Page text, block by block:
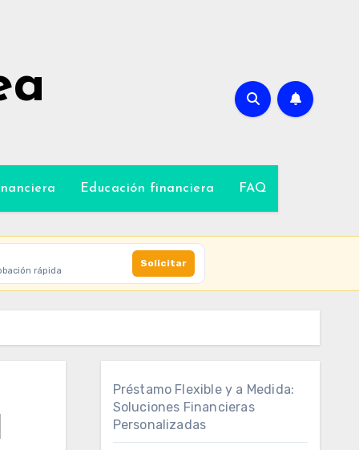
Educación financiera FAQ
rápida
Solicitar
Préstamo Flexible y a Medida:
Soluciones Financieras
Personalizadas